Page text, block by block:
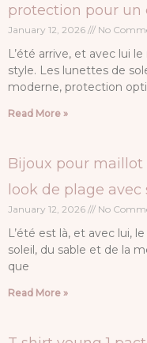
protection pour un
January 12, 2026 No
L’été arrive, et avec lui
style. Les lunettes de
moderne, protection
Read More »
Bijoux pour maillot
look de plage avec
January 12, 2026 No
L’été est là, et avec lui,
soleil, du sable et de la
que
Read More »